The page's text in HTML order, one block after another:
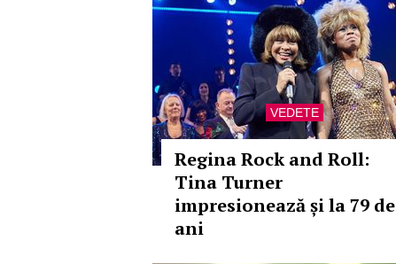
VEDETE
Regina Rock and Roll:
Tina Turner
impresionează și la 79 de
ani